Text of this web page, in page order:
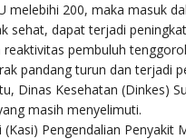
melebihi 200, maka masuk
sehat, dapat terjadi
reaktivitas pembuluh
pandang turun dan terjadi
Dinas Kesehatan (Dinkes)
masih menyelimuti.
(Kasi) Pengendalian